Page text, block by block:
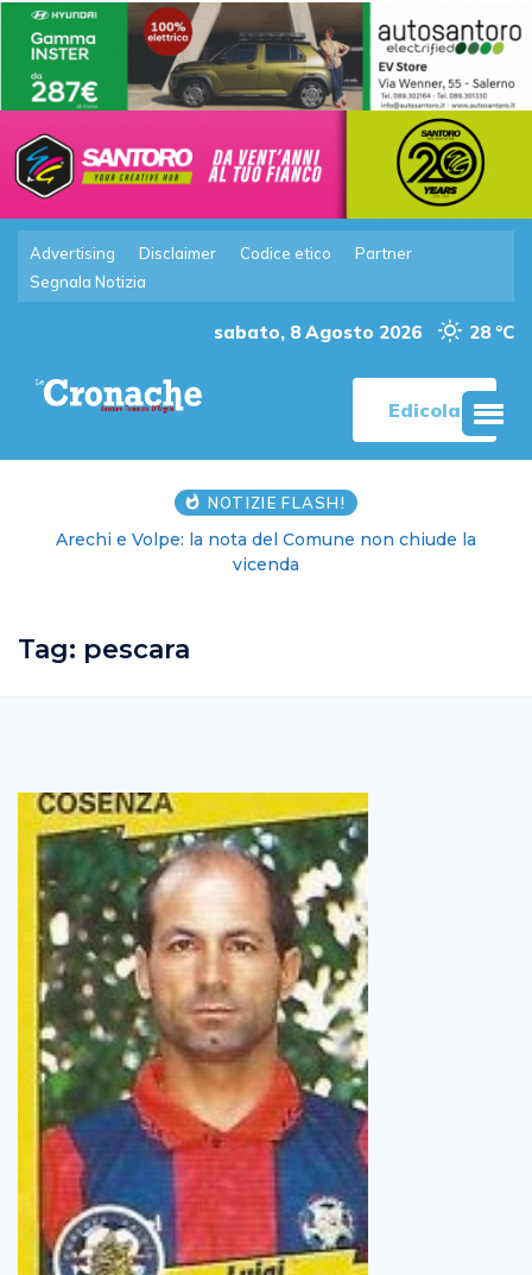
Advertising Disclaimer Codice etico
Partner
Segnala Notizia
sabato, 8 Agosto 2026 28 °C
Edicola
NOTIZIE FLASH!
Arechi e Volpe: la nota del Comune non chiude la
vicenda
Tag: pescara